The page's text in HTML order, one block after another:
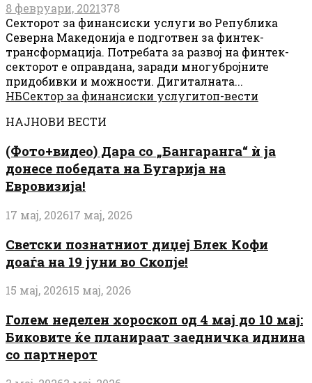
8 февруари, 2021378
Секторот за финансиски услуги во Република
Северна Македонија е подготвен за финтек-
трансформација. Потребата за развој на финтек-
секторот е оправдана, заради многубројните
придобивки и можности. Дигиталната...
НБСектор за финансиски услугитоп-вести
НАЈНОВИ ВЕСТИ
(Фото+видео) Дара со „Бангаранга“ ѝ ја
донесе победата на Бугарија на
Евровизија!
17 мај, 202617 мај, 2026
Светски познатниот диџеј Блек Кофи
доаѓа на 19 јуни во Скопје!
15 мај, 202615 мај, 2026
Голем неделен хороскоп од 4 мај до 10 мај:
Биковите ќе планираат заедничка иднина
со партнерот